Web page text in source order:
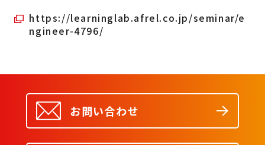
https://learninglab.afrel.co.jp/seminar/e
ngineer-4796/
お問い合わせ